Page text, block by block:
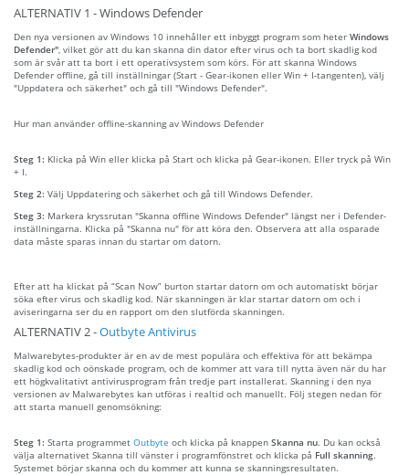
ALTERNATIV 1 - Windows Defender
Den nya versionen av Windows 10 innehåller ett inbyggt program som heter Windows
Defender" , vilket gör att du kan skanna din dator efter virus och ta bort skadlig kod
som är svår att ta bort i ett operativsystem som körs. För att skanna Windows
Defender offline, gå till inställningar (Start - Gear-ikonen eller Win + I-tangenten), välj
"Uppdatera och säkerhet" och gå till "Windows Defender".
Hur man använder offline-skanning av Windows Defender
Steg 1: Klicka på Win eller klicka på Start och klicka på Gear-ikonen. Eller tryck på Win
+ I.
Steg 2: Välj Uppdatering och säkerhet och gå till Windows Defender.
Steg 3: Markera kryssrutan "Skanna offline Windows Defender" längst ner i Defender-
inställningarna. Klicka på "Skanna nu" för att köra den. Observera att alla osparade
data måste sparas innan du startar om datorn.
Efter att ha klickat på “Scan Now” burton startar datorn om och automatiskt börjar
söka efter virus och skadlig kod. När skanningen är klar startar datorn om och i
aviseringarna ser du en rapport om den slutförda skanningen.
ALTERNATIV 2 -Outbyte Antivirus
Malwarebytes-produkter är en av de mest populära och effektiva för att bekämpa
skadlig kod och oönskade program, och de kommer att vara till nytta även när du har
ett högkvalitativt antivirusprogram från tredje part installerat. Skanning i den nya
versionen av Malwarebytes kan utföras i realtid och manuellt. Följ stegen nedan för
att starta manuell genomsökning:
Steg 1: Starta programmet Outbyte och klicka på knappen Skanna nu. Du kan också
välja alternativet Skanna till vänster i programfönstret och klicka på Full skanning.
Systemet börjar skanna och du kommer att kunna se skanningsresultaten.